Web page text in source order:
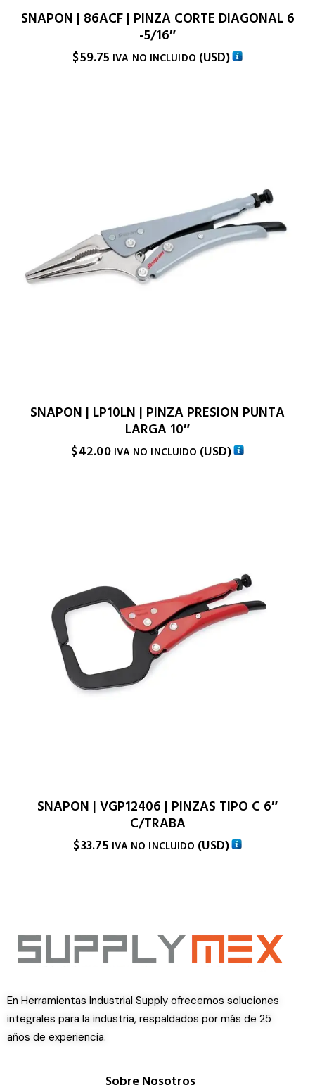
SNAPON | 86ACF | PINZA CORTE DIAGONAL 6
-5/16″
$59.75 IVA NO INCLUIDO (USD)
SNAPON | LP10LN | PINZA PRESION PUNTA
LARGA 10″
$42.00 IVA NO INCLUIDO (USD)
SNAPON | VGP12406 | PINZAS TIPO C 6″
C/TRABA
$33.75 IVA NO INCLUIDO (USD)
En Herramientas Industrial Supply ofrecemos soluciones
integrales para la industria, respaldados por más de 25
años de experiencia.
Sobre Nosotros